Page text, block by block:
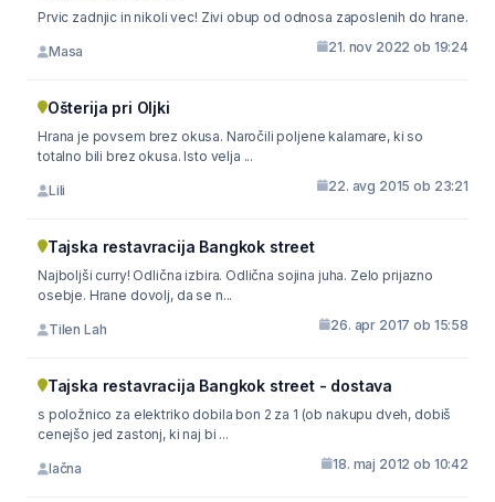
Prvic zadnjic in nikoli vec! Zivi obup od odnosa zaposlenih do hrane.
Masa 21. nov 2022 ob 19:24
Ošterija pri Oljki
Hrana je povsem brez okusa. Naročili poljene kalamare, ki so
totalno bili brez okusa. Isto velja ...
Lili 22. avg 2015 ob 23:21
Tajska restavracija Bangkok street
Najboljši curry! Odlična izbira. Odlična sojina juha. Zelo prijazno
osebje. Hrane dovolj, da se n...
Tilen Lah 26. apr 2017 ob 15:58
Tajska restavracija Bangkok street - dostava
s položnico za elektriko dobila bon 2 za 1 (ob nakupu dveh, dobiš
cenejšo jed zastonj, ki naj bi ...
lačna 18. maj 2012 ob 10:42